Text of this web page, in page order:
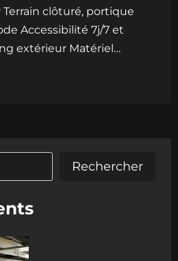
clôturé, portique
Accessibilité 7j/7 et
extérieur Matériel…
Rechercher